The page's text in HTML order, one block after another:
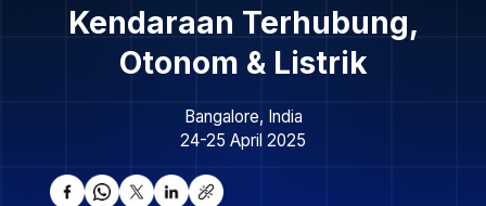
Kendaraan Terhubung,
Otonom & Listrik
Bangalore, India
24-25 April 2025